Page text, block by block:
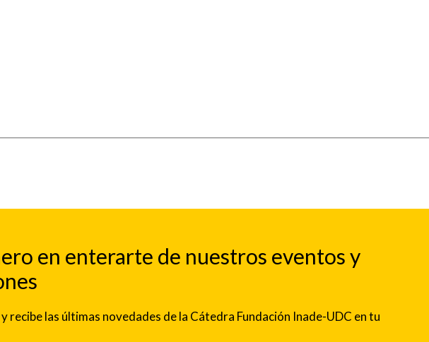
en enterarte de nuestros eventos y
recibe las últimas novedades de la Cátedra Fundación Inade-UDC en tu